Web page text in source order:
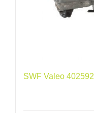
SWF Valeo 402592